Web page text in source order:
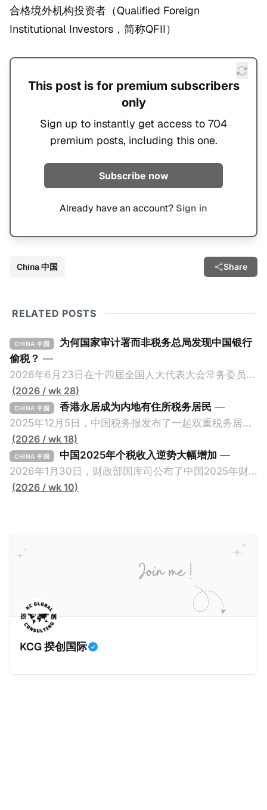
合格境外机构投资者（Qualified Foreign
Institutional Investors，简称QFII）
This post is for premium subscribers
only
Sign up to instantly get access to 704
premium posts, including this one.
Subscribe now
Already have an account? Sign in
China 中国 Share
RELATED POSTS
CHINA 中国
为何国家审计署而非税务总局发现中国银行
偷税？ —
2026年6月23日在十四届全国人大代表大会常务委员会
第23次会议上，国家审计署审计长侯凯汇报的《国务院
关于2025年度中央预算执行和其他财政收支的审计工作
报告》引爆网络，暴露中国银行错误以公募基金免收所
得税的政策优惠，让大量员工出资1元至100元来凑人
头，逃税23.67亿元人民币。这个消息已经发布了一段
长时间，因此我们只想借此新闻探讨一个有趣的问题：
明明是税务审计，为什么是国家审计署而不是税务总局
计署查出来的，以及它与税务局的分工。
(2026 / wk 28)
CHINA 中国 香港永居成为内地有住所税务居民 —
2025年12月5日，中国税务报发布了一起双重税务居民
的真实案例《适用“加比规则”确定税收居民身份》，作
者为王哲炜，来自国家税务总局天津市税务局，因此具
有权威性。此案例最有价值的地方，就是在于税局对一
个已经取得香港永居身份7年，而且没有在内地居住超
一般来说，只要持有香港永居，那么即便税务内地税务
居民，也是属于无住所税务居民，仅来源于内地的所得
缴纳内地个人所得税。我们一起深入看看这个案例。
信息不准确，以下五点都是摘自原文，没有任何修改。
* 王先生持有内地（北京）户籍和身份证，并于2018年
取得了香港永久性居民身份。王先生在北京拥有一家合
伙企业并任职，在北京缴纳社会保险及工资薪金所得个
(2026 / wk 18)
CHINA 中国 中国2025年个税收入逆势大幅增加 —
2026年1月30日，财政部国库司公布了中国2025年财
政收支情况。去年全国一般公共预算收入21.6万亿元，
是所有税种之冠：个人所得税。 2025年个人所得税的
收入为1.62万亿元，比前年大幅增长11.5%，增加税收
约1700亿元。根据揆创的合理推测，个人所得税大幅增
加的原因主要是中国税局自2025年始对个人境外所得征
税，因此多了一笔较大税收。 虽然预计税局在2026年
将会继续对境外所得征税，但毕竟不再是一笔新增收
入，这是否意味着个人所得税的增长是否到顶了呢？揆
创觉得不会，有几个原因：
(2026 / wk 10)
KCG 揆创国际